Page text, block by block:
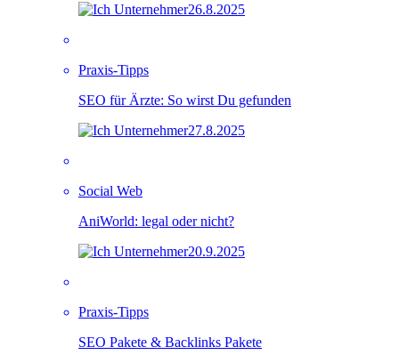
26.8.2025
Praxis-Tipps
SEO für Ärzte: So wirst Du gefunden
27.8.2025
Social Web
AniWorld: legal oder nicht?
20.9.2025
Praxis-Tipps
SEO Pakete & Backlinks Pakete